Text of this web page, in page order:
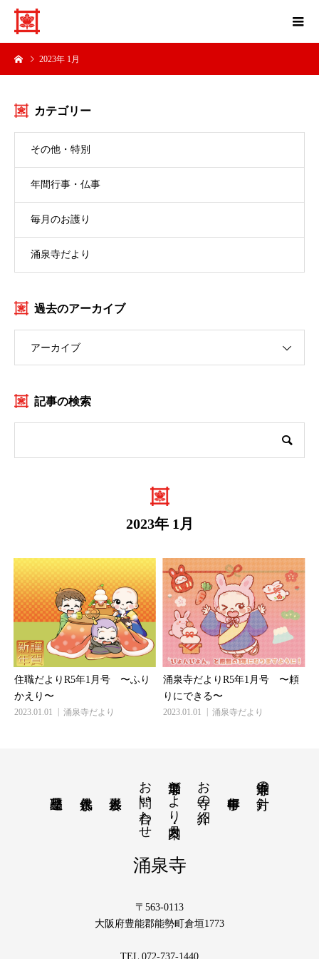
2023年 1月
カテゴリー
その他・特別
年間行事・仏事
毎月のお護り
涌泉寺だより
過去のアーカイブ
アーカイブ
記事の検索
2023年 1月
住職だよりR5年1月号 〜ふり
かえり〜
2023.01.01 涌泉寺だより
涌泉寺だよりR5年1月号 〜頼
りにできる〜
2023.01.01 涌泉寺だより
涌泉寺の方針
お寺の紹介
涌泉寺だより・月案内
お問い合わせ
涌泉寺
〒563-0113
大阪府豊能郡能勢町倉垣1773
TEL 072-737-1440